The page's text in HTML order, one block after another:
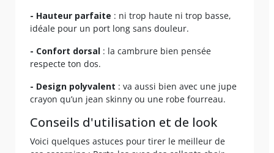
- Hauteur parfaite : ni trop haute ni trop basse,
idéale pour un port long sans douleur.
- Confort dorsal : la cambrure bien pensée
respecte ton dos.
- Design polyvalent : va aussi bien avec une jupe
crayon qu’un jean skinny ou une robe fourreau.
Conseils d'utilisation et de look
Voici quelques astuces pour tirer le meilleur de